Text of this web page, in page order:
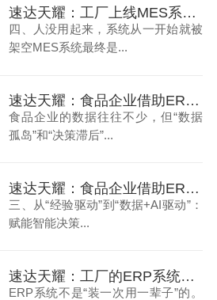
速达天耀：工厂上线MES系统后为何沦为摆设（下）
四、人没用起来，系统从一开始就被
架空MES系统最终是...
速达天耀：食品企业借助ERP系统盘活经营数据（上）
食品企业的数据往往不少，但“数据
孤岛”和“决策滞后”...
速达天耀：食品企业借助ERP系统盘活经营数据（下）
三、从“经验驱动”到“数据+AI驱动”：
赋能智能决策...
速达天耀：工厂的ERP系统该升级的几个预警信号（上）
ERP系统不是“装一次用一辈子”的。